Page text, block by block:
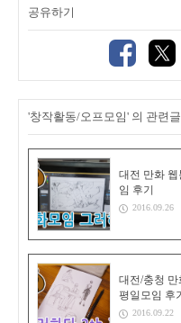
공유하기
'창작활동/오프모임' 의 관련글
대전 만화
임 후기
2016.09.26
대전/충청
평일모임 후기
2016.09.22